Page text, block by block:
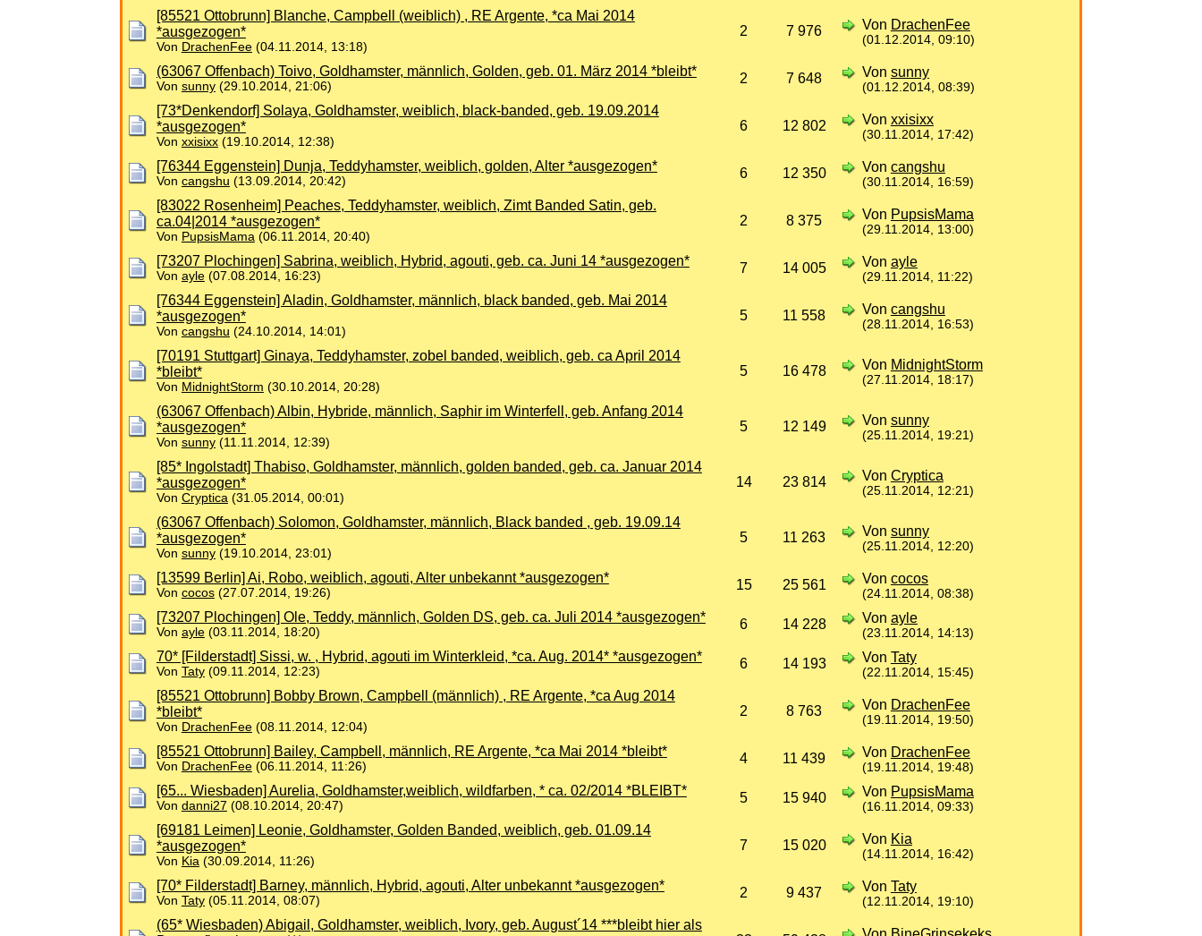
[85521 Ottobrunn] Blanche, Campbell (weiblich) , RE Argente, *ca Mai 2014
*ausgezogen*
Von DrachenFee(04.11.2014, 13:18)
2 7 976 Von DrachenFee
(01.12.2014, 09:10)
(63067 Offenbach) Toivo, Goldhamster, männlich, Golden, geb. 01. März 2014 *bleibt*
Von sunny(29.10.2014, 21:06)
2 7 648 Von sunny
(01.12.2014, 08:39)
[73*Denkendorf] Solaya, Goldhamster, weiblich, black-banded, geb. 19.09.2014
*ausgezogen*
Von xxisixx(19.10.2014, 12:38)
6 12 802 Von xxisixx
(30.11.2014, 17:42)
[76344 Eggenstein] Dunja, Teddyhamster, weiblich, golden, Alter *ausgezogen*
Von cangshu (13.09.2014, 20:42)
6 12 350 Von cangshu
(30.11.2014, 16:59)
[83022 Rosenheim] Peaches, Teddyhamster, weiblich, Zimt Banded Satin, geb.
ca.04|2014 *ausgezogen*
Von PupsisMama(06.11.2014, 20:40)
2 8 375 Von PupsisMama
(29.11.2014, 13:00)
[73207 Plochingen] Sabrina, weiblich, Hybrid, agouti, geb. ca. Juni 14 *ausgezogen*
Von ayle(07.08.2014, 16:23)
7 14 005 Von ayle
(29.11.2014, 11:22)
[76344 Eggenstein] Aladin, Goldhamster, männlich, black banded, geb. Mai 2014
*ausgezogen*
Von cangshu (24.10.2014, 14:01)
5 11 558 Von cangshu
(28.11.2014, 16:53)
[70191 Stuttgart] Ginaya, Teddyhamster, zobel banded, weiblich, geb. ca April 2014
*bleibt*
Von MidnightStorm (30.10.2014, 20:28)
5 16 478 Von MidnightStorm
(27.11.2014, 18:17)
(63067 Offenbach) Albin, Hybride, männlich, Saphir im Winterfell, geb. Anfang 2014
*ausgezogen*
Von sunny(11.11.2014, 12:39)
5 12 149 Von sunny
(25.11.2014, 19:21)
[85* Ingolstadt] Thabiso, Goldhamster, männlich, golden banded, geb. ca. Januar 2014
*ausgezogen*
Von Cryptica(31.05.2014, 00:01)
14 23 814 Von Cryptica
(25.11.2014, 12:21)
(63067 Offenbach) Solomon, Goldhamster, männlich, Black banded , geb. 19.09.14
*ausgezogen*
Von sunny(19.10.2014, 23:01)
5 11 263 Von sunny
(25.11.2014, 12:20)
[13599 Berlin] Ai, Robo, weiblich, agouti, Alter unbekannt *ausgezogen*
Von cocos(27.07.2014, 19:26)
15 25 561 Von cocos
(24.11.2014, 08:38)
[73207 Plochingen] Ole, Teddy, männlich, Golden DS, geb. ca. Juli 2014 *ausgezogen*
Von ayle(03.11.2014, 18:20)
6 14 228 Von ayle
(23.11.2014, 14:13)
70* [Filderstadt] Sissi, w. , Hybrid, agouti im Winterkleid, *ca. Aug. 2014* *ausgezogen*
Von Taty(09.11.2014, 12:23)
6 14 193 Von Taty
(22.11.2014, 15:45)
[85521 Ottobrunn] Bobby Brown, Campbell (männlich) , RE Argente, *ca Aug 2014
*bleibt*
Von DrachenFee(08.11.2014, 12:04)
2 8 763 Von DrachenFee
(19.11.2014, 19:50)
[85521 Ottobrunn] Bailey, Campbell, männlich, RE Argente, *ca Mai 2014 *bleibt*
Von DrachenFee(06.11.2014, 11:26)
4 11 439 Von DrachenFee
(19.11.2014, 19:48)
[65... Wiesbaden] Aurelia, Goldhamster,weiblich, wildfarben, * ca. 02/2014 *BLEIBT*
Von danni27 (08.10.2014, 20:47)
5 15 940 Von PupsisMama
(16.11.2014, 09:33)
[69181 Leimen] Leonie, Goldhamster, Golden Banded, weiblich, geb. 01.09.14
*ausgezogen*
Von Kia(30.09.2014, 11:26)
7 15 020 Von Kia
(14.11.2014, 16:42)
[70* Filderstadt] Barney, männlich, Hybrid, agouti, Alter unbekannt *ausgezogen*
Von Taty(05.11.2014, 08:07)
2 9 437 Von Taty
(12.11.2014, 19:10)
(65* Wiesbaden) Abigail, Goldhamster, weiblich, Ivory, geb. August´14 ***bleibt hier als